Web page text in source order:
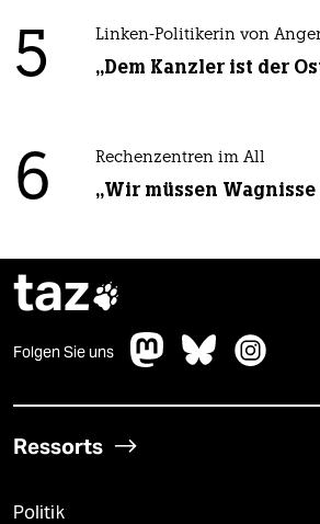
5 Linken-Politikerin von
„Dem Kanzler ist der
6 Rechenzentren im All
„Wir müssen
taz
Folgen Sie uns
Ressorts
Politik